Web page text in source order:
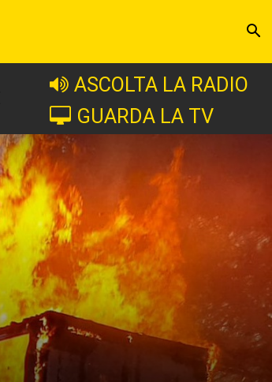
ASCOLTA LA RADIO
GUARDA LA TV